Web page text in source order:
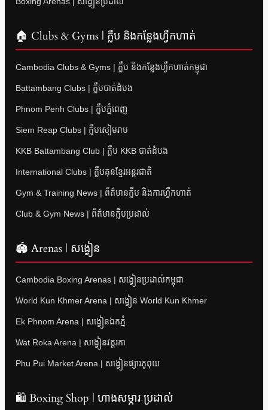
🏠 Clubs & Gyms | ក្លឹប និងកន្លែងហ្វឹកហាត់
Cambodia Clubs & Gyms | ក្លឹប និងកន្លែងហ្វឹកហាត់កម្ពុជា
Battambang Clubs | ក្លឹបបាត់ដំបង
Phnom Penh Clubs | ក្លឹបភ្នំពេញ
Siem Reap Clubs | ក្លឹបសៀមរាប
KKB Battambang Club | ក្លឹប KKB បាត់ដំបង
International Clubs | ក្លឹបគុនខ្មែរអន្តរជាតិ
Gym & Training News | ព័ត៌មានក្លឹប និងការហ្វឹកហាត់
Club & Gym News | ព័ត៌មានក្លឹបប្រដាល់
🏟 Arenas | សង្វៀន
Cambodia Boxing Arenas | សង្វៀនប្រដាល់កម្ពុជា
World Kun Khmer Arena | សង្វៀន World Kun Khmer
Ek Phnom Arena | សង្វៀនឯកភ្នំ
Wat Roka Arena | សង្វៀនវត្តរកា
Phu Pui Market Arena | សង្វៀនផ្សារភូពុយ
🛍 Boxing Shop | ហាងសម្ភារៈប្រដាល់